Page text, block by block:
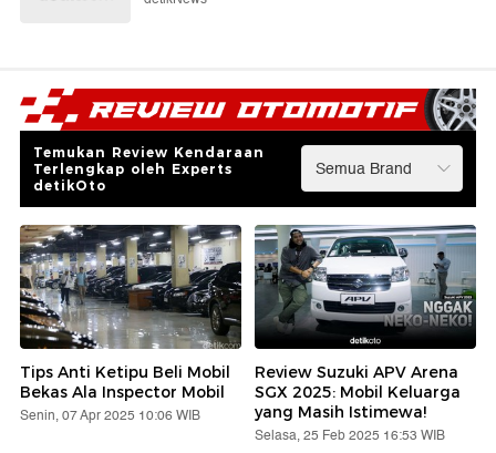
Temukan Review Kendaraan
Terlengkap oleh Experts
detikOto
Tips Anti Ketipu Beli Mobil
Bekas Ala Inspector Mobil
Senin, 07 Apr 2025 10:06 WIB
Review Suzuki APV Arena
SGX 2025: Mobil Keluarga
yang Masih Istimewa!
Selasa, 25 Feb 2025 16:53 WIB